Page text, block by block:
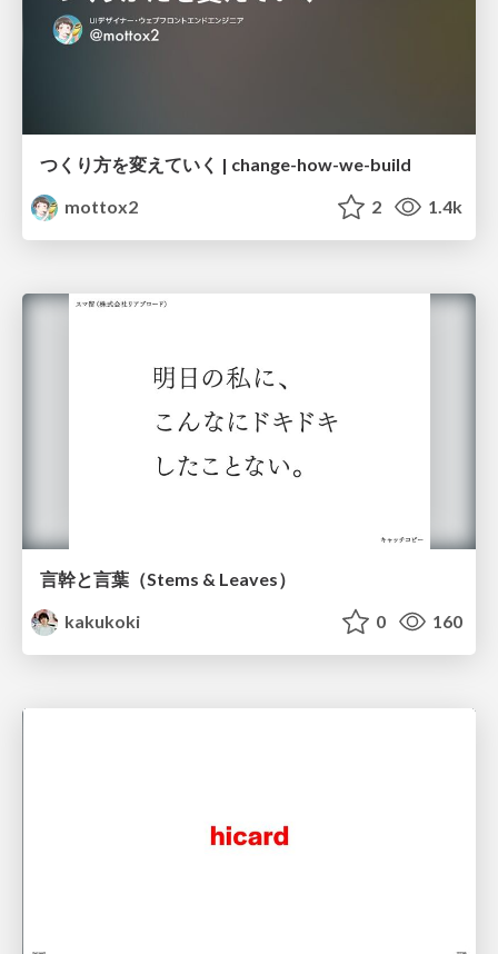
つくり方を変えていく | change-how-we-build
mottox2
2 1.4k
言幹と言葉（Stems & Leaves）
kakukoki
0 160